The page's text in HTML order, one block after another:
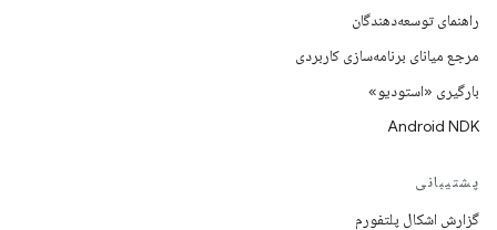
راهنمای توسعه‌دهندگان
مرجع میانای برنامه‌سازی کاربردی
بارگیری «استودیو»
Android NDK
پشتیبانی
گزارش اشکال پلتفورم